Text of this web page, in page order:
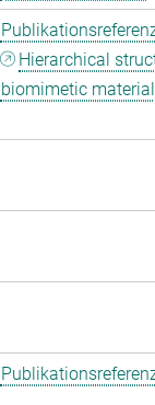
Hierarchical
biomimetic material